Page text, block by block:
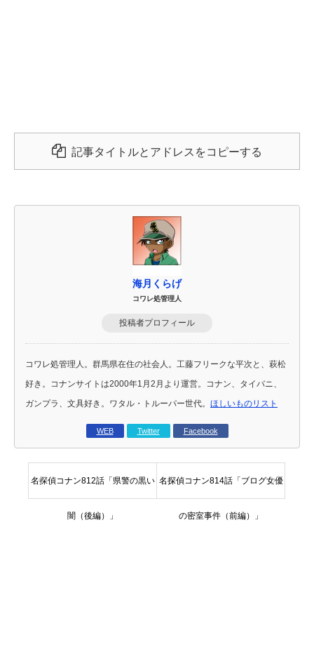
記事タイトルとアドレスをコピーする
海月くらげ
コワレ処管理人
投稿者プロフィール
コワレ処管理人。群馬県在住の社会人。工藤フリークな平次と、萩松
好き。コナンサイトは2000年1月2月より運営。コナン、タイバニ、
ガンプラ、文具好き。ワタル・トルーパー世代。 ほしいものリスト
WEB Twitter Facebook
名探偵コナン812話「県警の黒い
闇（後編）」
名探偵コナン814話「ブログ女優
の密室事件（前編）」